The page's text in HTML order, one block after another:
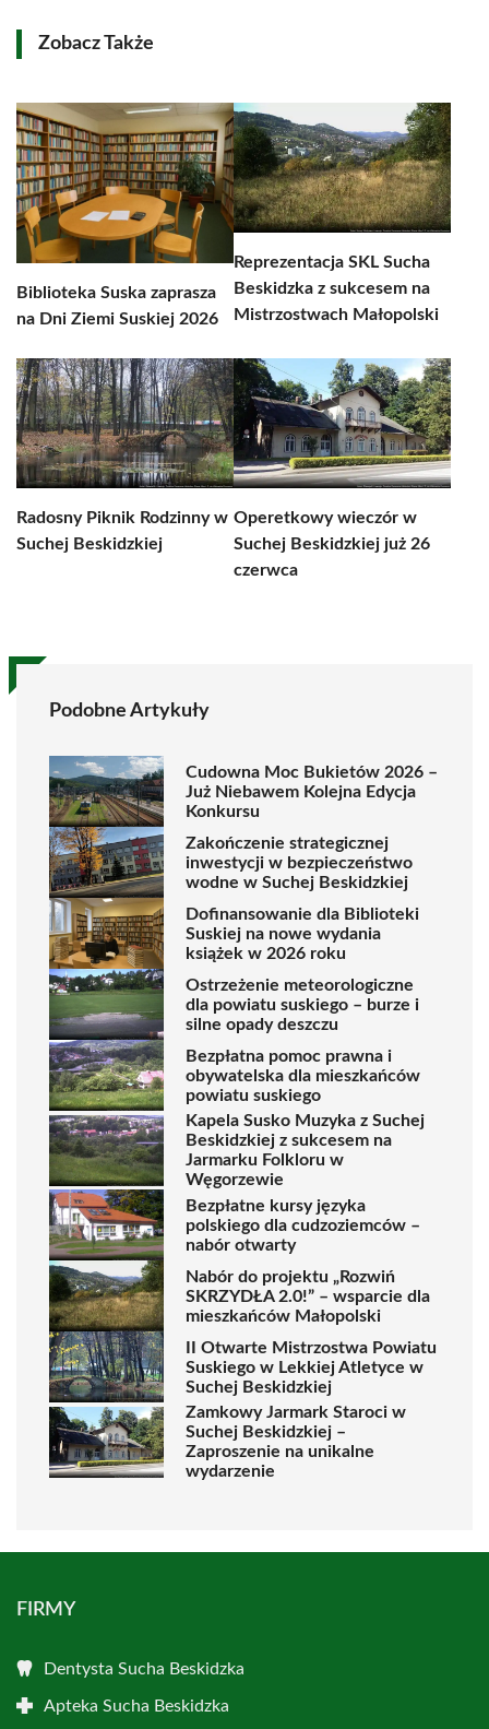
Zobacz Także
Biblioteka Suska zaprasza
na Dni Ziemi Suskiej 2026
Reprezentacja SKL Sucha
Beskidzka z sukcesem na
Mistrzostwach Małopolski
Radosny Piknik Rodzinny w
Suchej Beskidzkiej
Operetkowy wieczór w
Suchej Beskidzkiej już 26
czerwca
Podobne Artykuły
Cudowna Moc Bukietów 2026 –
Już Niebawem Kolejna Edycja
Konkursu
Zakończenie strategicznej
inwestycji w bezpieczeństwo
wodne w Suchej Beskidzkiej
Dofinansowanie dla Biblioteki
Suskiej na nowe wydania
książek w 2026 roku
Ostrzeżenie meteorologiczne
dla powiatu suskiego – burze i
silne opady deszczu
Bezpłatna pomoc prawna i
obywatelska dla mieszkańców
powiatu suskiego
Kapela Susko Muzyka z Suchej
Beskidzkiej z sukcesem na
Jarmarku Folkloru w
Węgorzewie
Bezpłatne kursy języka
polskiego dla cudzoziemców –
nabór otwarty
Nabór do projektu „Rozwiń
SKRZYDŁA 2.0!” – wsparcie dla
mieszkańców Małopolski
II Otwarte Mistrzostwa Powiatu
Suskiego w Lekkiej Atletyce w
Suchej Beskidzkiej
Zamkowy Jarmark Staroci w
Suchej Beskidzkiej –
Zaproszenie na unikalne
wydarzenie
FIRMY
Dentysta Sucha Beskidzka
Apteka Sucha Beskidzka